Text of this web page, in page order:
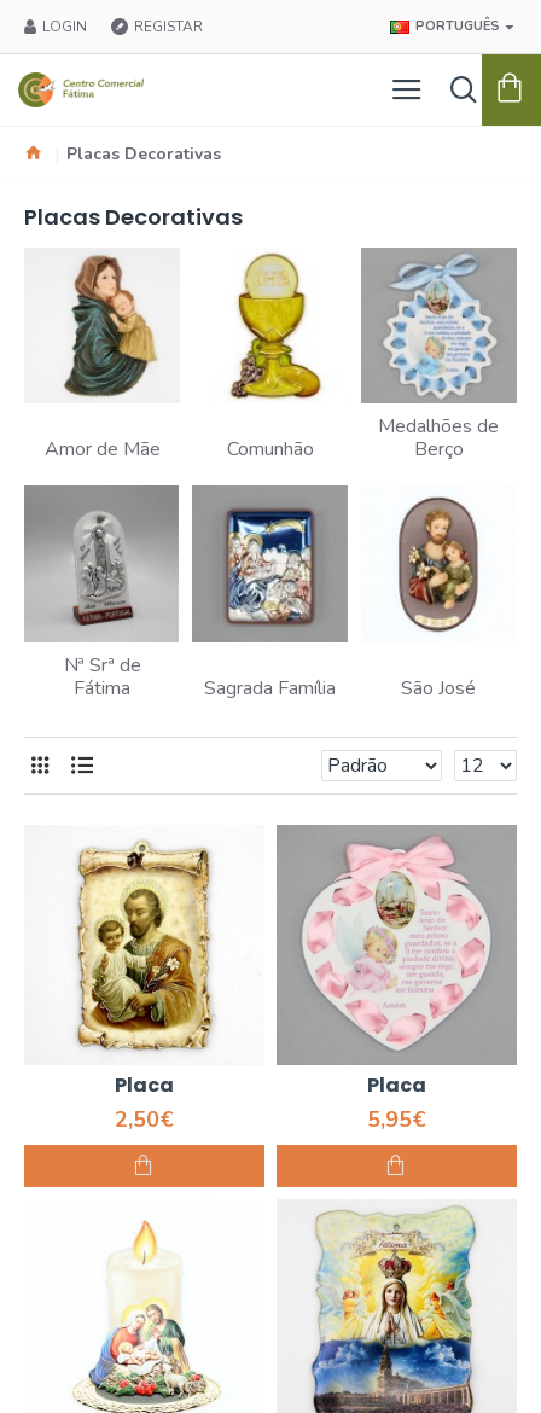
LOGIN REGISTAR PORTUGUÊS
Placas Decorativas
Placas Decorativas
Amor de Mãe Comunhão
Medalhões de
Berço
Nª Srª de
Fátima
Sagrada Família São José
Placa
2,50€
Placa
5,95€